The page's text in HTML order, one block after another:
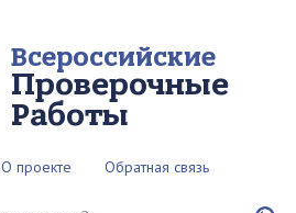
Всероссийские
Проверочные
Работы
О проекте Обратная связь